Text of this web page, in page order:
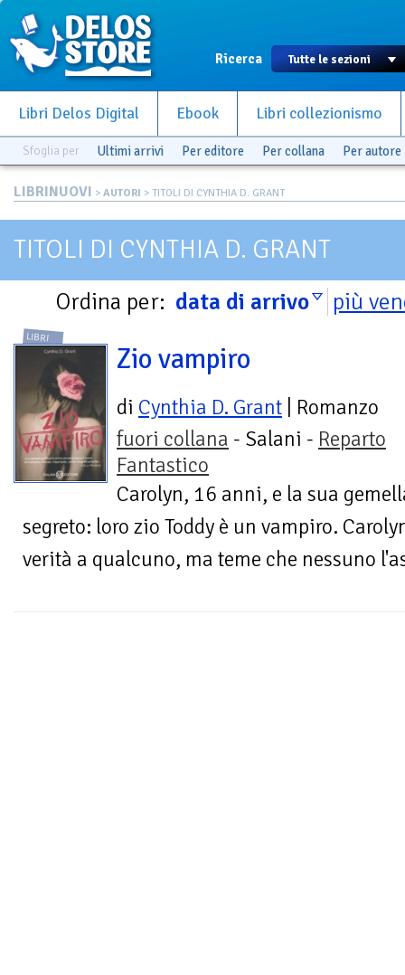
Ricerca
Libri Delos Digital Ebook Libri collezionismo
Sfoglia per Ultimi arrivi Per editore Per collana Per autore
LIBRINUOVI > AUTORI > TITOLI DI CYNTHIA D. GRANT
TITOLI DI CYNTHIA D. GRANT
Ordina per: data di arrivo più
LIBRI
Zio vampiro
di Cynthia D. Grant | Romanzo
fuori collana - Salani - Reparto
Fantastico
Carolyn, 16 anni, e la sua
segreto: loro zio Toddy è un vampiro.
verità a qualcuno, ma teme che nessuno